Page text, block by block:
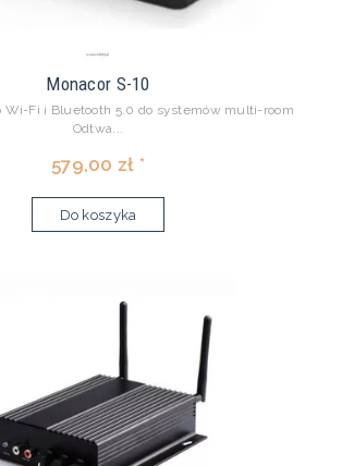
Monacor S-10
Wi-Fi i Bluetooth 5.0 do systemów multi-room
Odtwa...
579,00 zł *
Do koszyka